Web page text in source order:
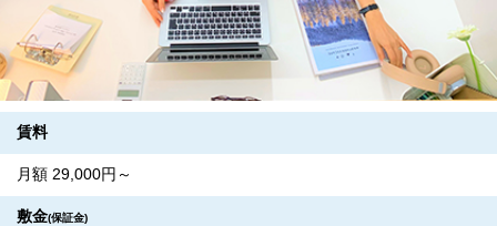
賃料
月額 29,000円～
敷金(保証金)